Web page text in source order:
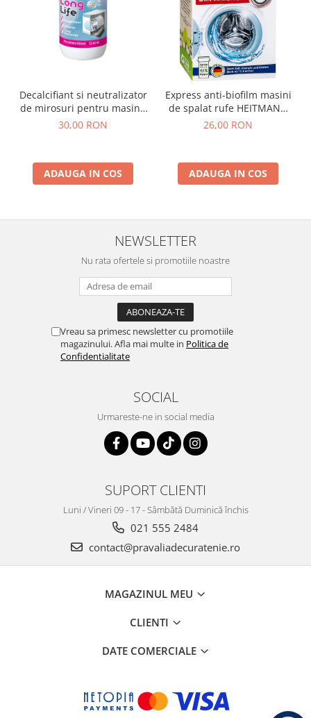
Decalcifiant si neutralizator
de mirosuri pentru masina
de spalat rufe, Long Life,
30,00 RON
ADAUGA IN COS
Express anti-biofilm masini
de spalat rufe HEITMANN
250 g
26,00 RON
ADAUGA IN COS
NEWSLETTER
Nu rata ofertele si promotiile noastre
Vreau sa primesc newsletter cu promotiile
magazinului. Afla mai multe in Politica de
Confidentialitate
SOCIAL
Urmareste-ne in social media
SUPORT CLIENTI
Luni / Vineri 09 - 17 - Sâmbătă Duminică închis
021 555 2484
contact@pravaliadecuratenie.ro
MAGAZINUL MEU
CLIENTI
DATE COMERCIALE